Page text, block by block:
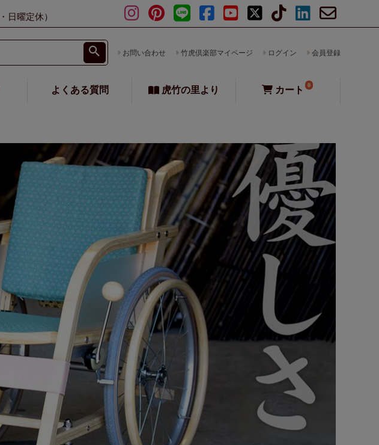
日曜定休）
お問い合わせ 竹虎倶楽部マイページ ログイン 会員登録
よくある質問 虎竹の里より カート 0